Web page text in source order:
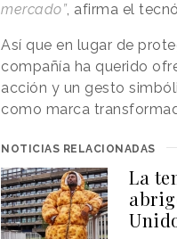
mercado”, afirma el
Así que en lugar de
compañía ha querido
acción y un gesto
como marca
NOTICIAS RELACIONADAS
La